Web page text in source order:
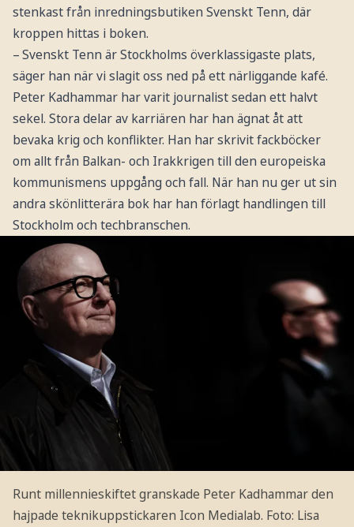
stenkast från inredningsbutiken Svenskt Tenn, där
kroppen hittas i boken.
– Svenskt Tenn är Stockholms överklassigaste plats,
säger han när vi slagit oss ned på ett närliggande kafé.
Peter Kadhammar har varit journalist sedan ett halvt
sekel. Stora delar av karriären har han ägnat åt att
bevaka krig och konflikter. Han har skrivit fackböcker
om allt från Balkan- och Irakkrigen till den europeiska
kommunismens uppgång och fall. När han nu ger ut sin
andra skönlitterära bok har han förlagt handlingen till
Stockholm och techbranschen.
Runt millennieskiftet granskade Peter Kadhammar den
hajpade teknikuppstickaren Icon Medialab. Foto: Lisa